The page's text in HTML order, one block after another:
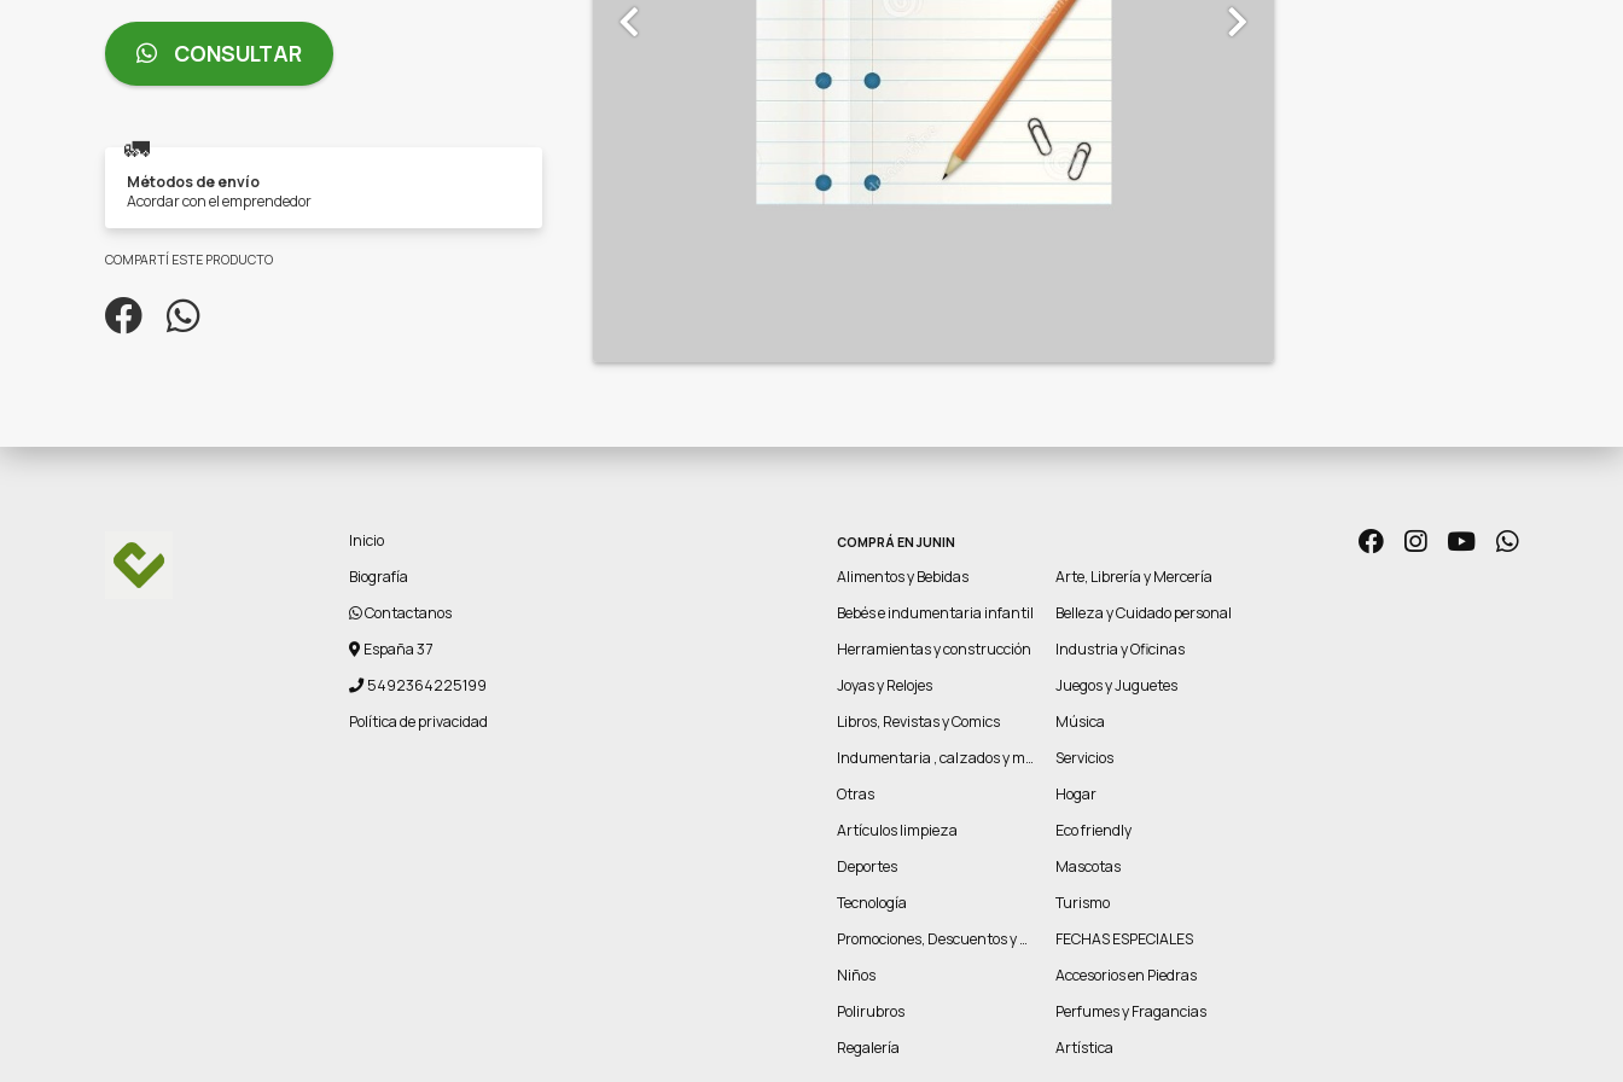
CONSULTAR
🚛
Métodos de envío
Acordar con el emprendedor
COMPARTÍ ESTE PRODUCTO
Inicio
Biografía
Contactanos
España 37
5492364225199
Política de privacidad
COMPRÁ EN JUNIN
Alimentos y Bebidas
Arte, Librería y Mercería
Bebés e indumentaria infantil
Belleza y Cuidado personal
Herramientas y construcción
Industria y Oficinas
Joyas y Relojes
Juegos y Juguetes
Libros, Revistas y Comics
Música
Indumentaria , calzados y marroquinería
Servicios
Otras
Hogar
Artículos limpieza
Eco friendly
Deportes
Mascotas
Tecnología
Turismo
Promociones, Descuentos y más
FECHAS ESPECIALES
Niños
Accesorios en Piedras
Polirubros
Perfumes y Fragancias
Regalería
Artística